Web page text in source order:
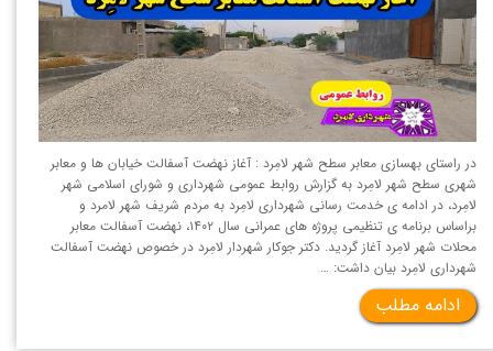
در راستای بهسازی معابر سطح شهر لامِرد : آغاز نهضت آسفالت خیابان ها و معابر
شهری سطح شهر لامِرد به گزارش روابط عمومی شهرداری و شورای اسلامی شهر
لامِرد، در ادامه ی خدمت رسانی شهرداری لامِرد به مردم شریف شهر لامرد و
براساس برنامه ی تنظیمی پروژه های عمرانی سال ۱۴۰۲، نهضت آسفالت معابر
محلات شهر لامِرد آغاز گردید. دکتر جوکار شهردار لامِرد در خصوص نهضت آسفالت
شهرداری لامِرد بیان داشت: …
ادامه مطلب